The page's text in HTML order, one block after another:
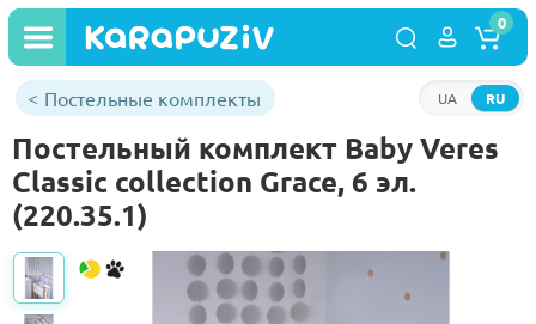
RU
UA
0
Постельные комплекты
Постельный комплект Baby Veres
Classic collection Grace, 6 эл.
(220.35.1)